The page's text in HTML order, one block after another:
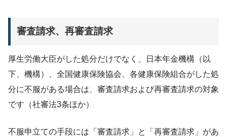
審査請求、再審査請求
厚生労働大臣がした処分だけでなく、日本年金機構（以
下、機構）、全国健康保険協会、各健康保険組合がした処
分に不服がある場合は、審査請求および再審査請求の対象
です（社審法3条ほか）
不服申立ての手段には「審査請求」と「再審査請求」があ